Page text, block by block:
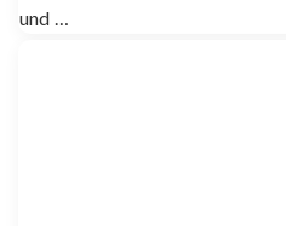
und …